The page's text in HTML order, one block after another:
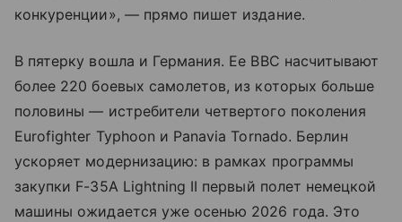
конкуренции», — прямо пишет издание.
В пятерку вошла и Германия. Ее ВВС насчитывают
более 220 боевых самолетов, из которых больше
половины — истребители четвертого поколения
Eurofighter Typhoon и Panavia Tornado. Берлин
ускоряет модернизацию: в рамках программы
закупки F-35A Lightning II первый полет немецкой
машины ожидается уже осенью 2026 года. Это